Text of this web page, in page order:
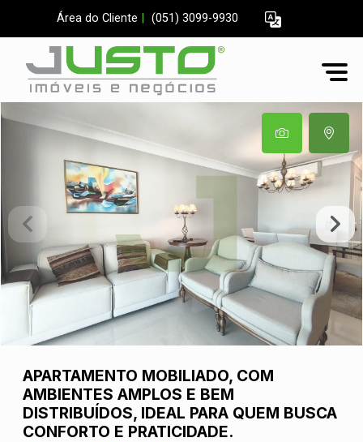
Área do Cliente (051) 3099-9930
APARTAMENTO MOBILIADO, COM
AMBIENTES AMPLOS E BEM
DISTRIBUÍDOS, IDEAL PARA QUEM BUSCA
CONFORTO E PRATICIDADE.